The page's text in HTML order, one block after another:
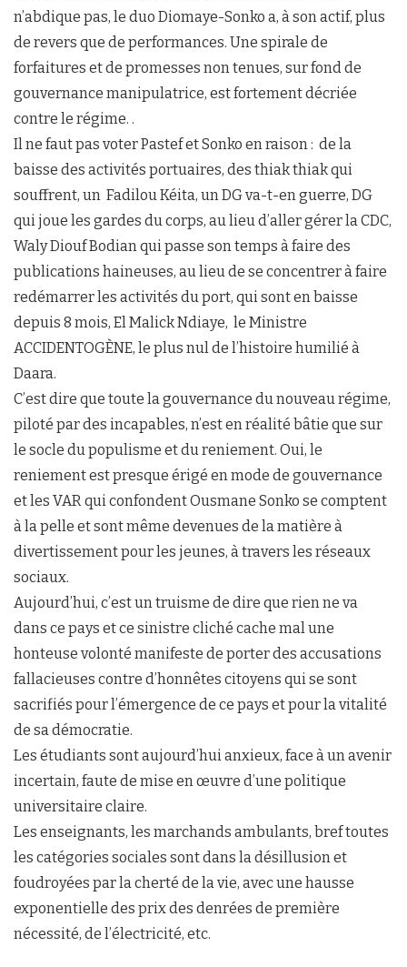
n’abdique pas, le duo Diomaye-Sonko a, à son actif, plus
de revers que de performances. Une spirale de
forfaitures et de promesses non tenues, sur fond de
gouvernance manipulatrice, est fortement décriée
contre le régime. .
Il ne faut pas voter Pastef et Sonko en raison : de la
baisse des activités portuaires, des thiak thiak qui
souffrent, un Fadilou Kéita, un DG va-t-en guerre, DG
qui joue les gardes du corps, au lieu d’aller gérer la CDC,
Waly Diouf Bodian qui passe son temps à faire des
publications haineuses, au lieu de se concentrer à faire
redémarrer les activités du port, qui sont en baisse
depuis 8 mois, El Malick Ndiaye, le Ministre
ACCIDENTOGÈNE, le plus nul de l’histoire humilié à
Daara.
C’est dire que toute la gouvernance du nouveau régime,
piloté par des incapables, n’est en réalité bâtie que sur
le socle du populisme et du reniement. Oui, le
reniement est presque érigé en mode de gouvernance
et les VAR qui confondent Ousmane Sonko se comptent
à la pelle et sont même devenues de la matière à
divertissement pour les jeunes, à travers les réseaux
sociaux.
Aujourd’hui, c’est un truisme de dire que rien ne va
dans ce pays et ce sinistre cliché cache mal une
honteuse volonté manifeste de porter des accusations
fallacieuses contre d’honnêtes citoyens qui se sont
sacrifiés pour l’émergence de ce pays et pour la vitalité
de sa démocratie.
Les étudiants sont aujourd’hui anxieux, face à un avenir
incertain, faute de mise en œuvre d’une politique
universitaire claire.
Les enseignants, les marchands ambulants, bref toutes
les catégories sociales sont dans la désillusion et
foudroyées par la cherté de la vie, avec une hausse
exponentielle des prix des denrées de première
nécessité, de l’électricité, etc.